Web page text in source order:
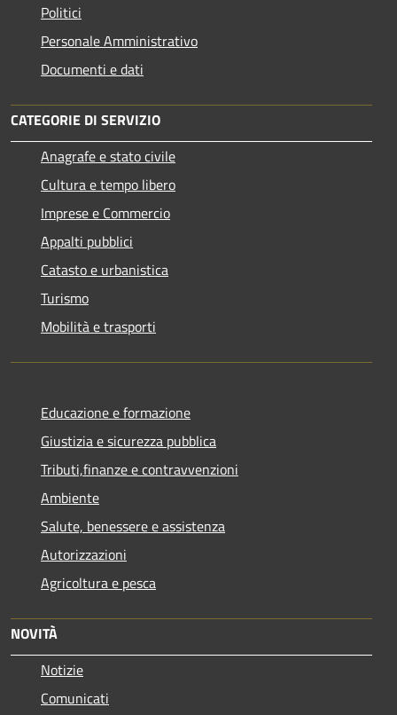
Politici
Personale Amministrativo
Documenti e dati
CATEGORIE DI SERVIZIO
Anagrafe e stato civile
Cultura e tempo libero
Imprese e Commercio
Appalti pubblici
Catasto e urbanistica
Turismo
Mobilità e trasporti
Educazione e formazione
Giustizia e sicurezza pubblica
Tributi,finanze e contravvenzioni
Ambiente
Salute, benessere e assistenza
Autorizzazioni
Agricoltura e pesca
NOVITÀ
Notizie
Comunicati